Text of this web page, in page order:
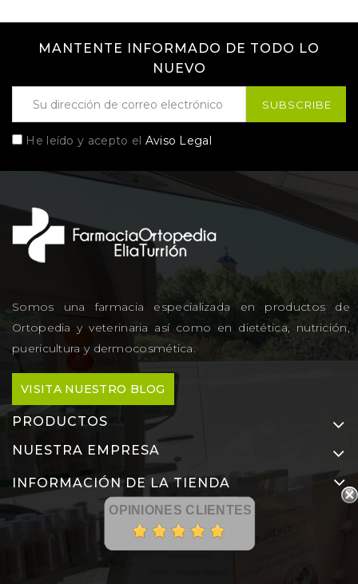
MANTENTE INFORMADO DE TODO LO
NUEVO
He leído y acepto el Aviso Legal
Somos una farmacia especializada en productos de
Ortopedia y veterinaria así como en dietética, nutrición,
puericultura y dermocosmética.
VISITA NUESTRO BLOG
PRODUCTOS
NUESTRA EMPRESA
INFORMACIÓN DE LA TIENDA
OPINIONES CLIENTES